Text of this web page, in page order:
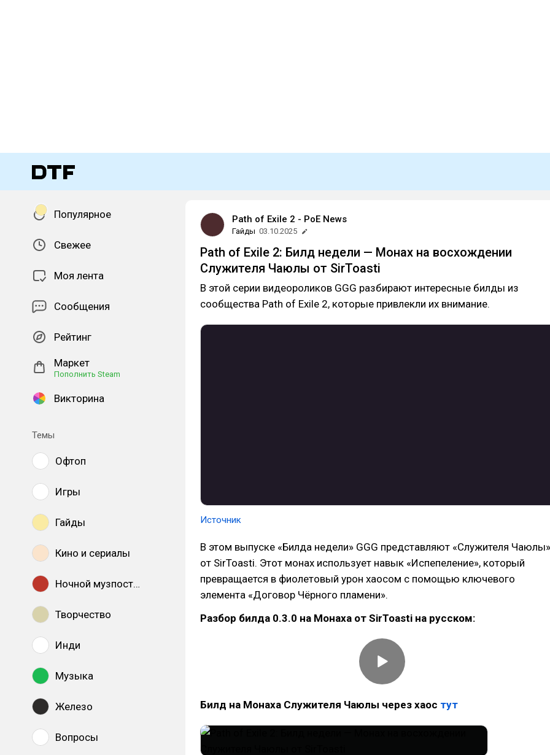
Популярное
Свежее
Моя лента
Сообщения
Рейтинг
Маркет
Пополнить Steam
Викторина
Темы
Офтоп
Игры
Гайды
Кино и сериалы
Ночной музпостинг
Творчество
Инди
Музыка
Железо
Вопросы
Path of Exile 2 - PoE News
Гайды 03.10.2025
Path of Exile 2: Билд недели — Монах на восхождении
Служителя Чаюлы от SirToasti
В этой серии видеороликов GGG разбирают интересные билды из
сообщества Path of Exile 2, которые привлекли их внимание.
Источник
В этом выпуске «Билда недели» GGG представляют «Служителя Чаюлы»
от SirToasti. Этот монах использует навык «Испепеление», который
превращается в фиолетовый урон хаосом с помощью ключевого
элемента «Договор Чёрного пламени».
Разбор билда 0.3.0 на Монаха от SirToasti на русском:
Билд на Монаха Служителя Чаюлы через хаос тут